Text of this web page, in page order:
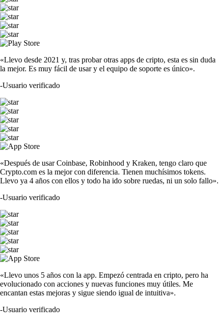
«Llevo desde 2021 y, tras probar otras apps de cripto, esta es sin duda
la mejor. Es muy fácil de usar y el equipo de soporte es único».
-Usuario verificado
«Después de usar Coinbase, Robinhood y Kraken, tengo claro que
Crypto.com es la mejor con diferencia. Tienen muchísimos tokens.
Llevo ya 4 años con ellos y todo ha ido sobre ruedas, ni un solo fallo».
-Usuario verificado
«Llevo unos 5 años con la app. Empezó centrada en cripto, pero ha
evolucionado con acciones y nuevas funciones muy útiles. Me
encantan estas mejoras y sigue siendo igual de intuitiva».
-Usuario verificado